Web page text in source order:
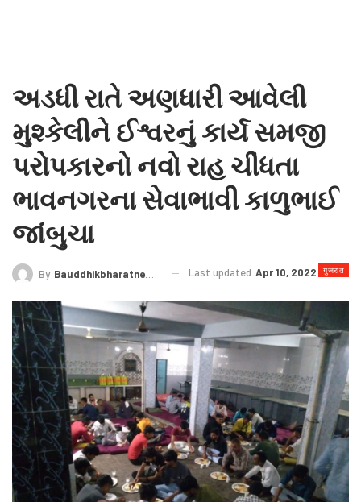
અડધી રાતે અણધારી આવેલી
મુશ્કેલીને ઈશ્વરનું કાર્ય સમજી
પરોપકારનો નવો રાહ ચીંધતા
ભાવનગરના સેવાભાવી કાળુભાઈ
જાંબુચા
गुजरात
By Bauddhikbharatnews@gmail.com Last updated Apr 10, 2022